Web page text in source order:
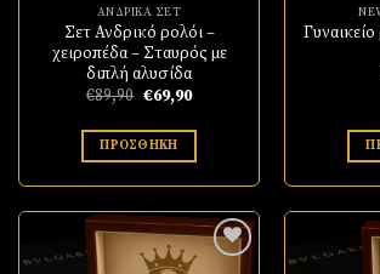
ΓΡΗΓΟΡΗ ΠΡΟΒΟΛΗ!
ΑΝΔΡΙΚΆ ΣΈΤ
Σετ Ανδρικό ρολόι –
χειροπέδα – Σταυρός με
διπλή αλυσίδα
€89,90 Original
price
was:
€89,90.
€69,90Η
τιμή
€69,90.
ΠΡΟΣΘΉΚΗ